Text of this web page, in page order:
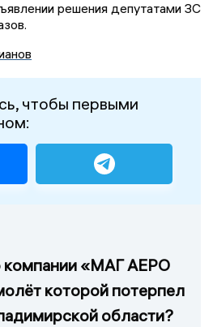
решения депутатами ЗС
чтобы первыми
компании «МАГ АЕРО
которой потерпел
области?